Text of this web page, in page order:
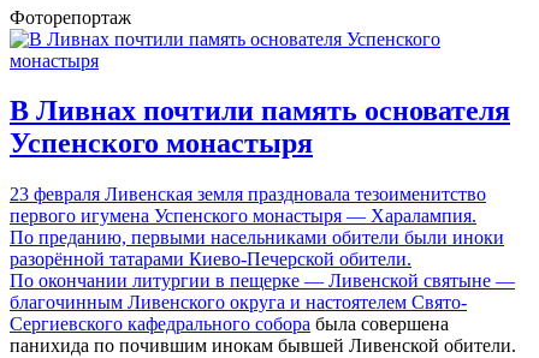
Фоторепортаж
В Ливнах почтили память основателя
Успенского монастыря
23 февраля Ливенская земля праздновала тезоименитство
первого игумена Успенского монастыря — Харалампия.
По преданию, первыми насельниками обители были иноки
разорённой татарами Киево-Печерской обители.
По окончании литургии в пещерке — Ливенской святыне —
благочинным Ливенского округа и настоятелем Свято-
Сергиевского кафедрального собора была совершена
панихида по почившим инокам бывшей Ливенской обители.